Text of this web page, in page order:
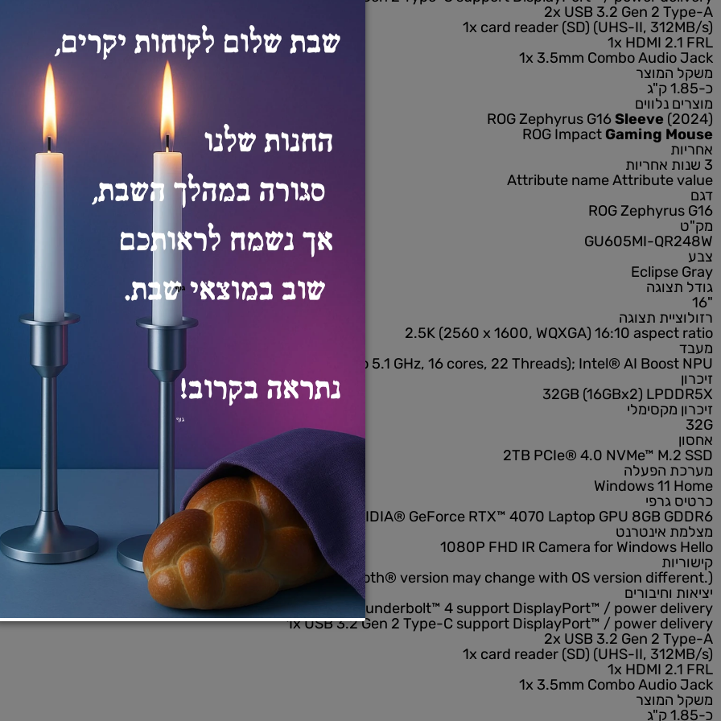
(Triple band) 2*2 + Bluetooth® 5.3 Wireless Card (*Bluetooth® version may change with OS version
וחיבורים
1x Thunderbolt™ 4 support DisplayPort™ / power
1x USB 3.2 Gen 2 Type-C support DisplayPort™ / power
2x USB 3.2 Gen 2
1x card reader (SD) (UHS-II,
1x HDMI
1x 3.5mm Combo
נלווים
ROG Zephyrus G16Sleeve
Gaming
Attribute nameAttribute
ROG
GU605MI-
תצוגה
2.5K (2560 x 1600, WQXGA) 16:10
Ultra 9 Processor 185H 2.3 GHz (24MB Cache, up to 5.1 GHz, 16 cores, 22 Threads); Intel® AI
32GB (16GBx2)
מקסימלי
2TB PCIe® 4.0 NVMe™
הפעלה
Windows
גרפי
NVIDIA® GeForce RTX™ 4070 Laptop GPU 8GB
אינטרנט
1080P FHD IR Camera for
(Triple band) 2*2 + Bluetooth® 5.3 Wireless Card (*Bluetooth® version may change with OS version
וחיבורים
1x Thunderbolt™ 4 support DisplayPort™ / power
1x USB 3.2 Gen 2 Type-C support DisplayPort™ / power